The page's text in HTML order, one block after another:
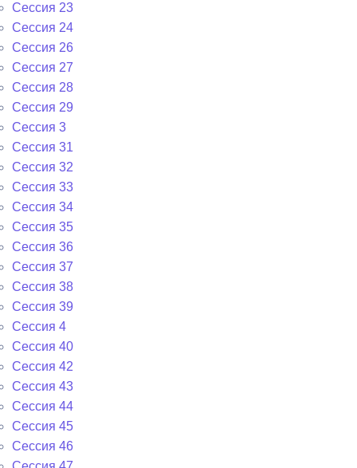
Сессия 23
Сессия 24
Сессия 26
Сессия 27
Сессия 28
Сессия 29
Сессия 3
Сессия 31
Сессия 32
Сессия 33
Сессия 34
Сессия 35
Сессия 36
Сессия 37
Сессия 38
Сессия 39
Сессия 4
Сессия 40
Сессия 42
Сессия 43
Сессия 44
Сессия 45
Сессия 46